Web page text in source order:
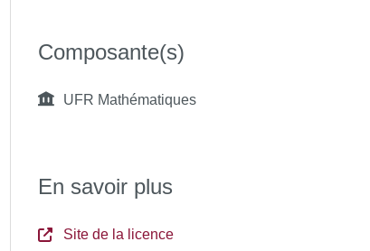
Composante(s)
UFR Mathématiques
En savoir plus
Site de la licence